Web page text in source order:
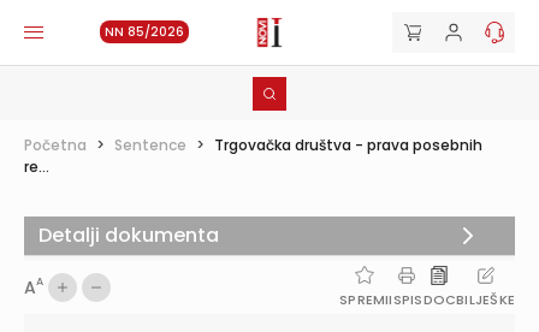
NN 85/2026
Početna > Sentence > Trgovačka društva - prava posebnih
re...
AA
SPREMIISPISDOCBILJEŠKE
Detalji dokumenta